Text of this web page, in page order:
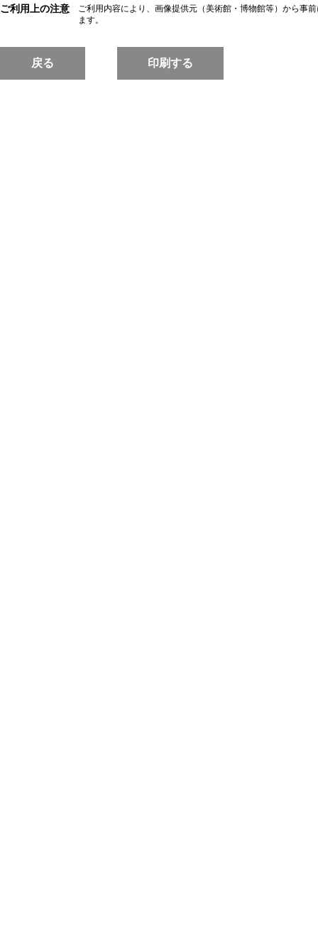
ご利用上の注意
ご利用内容により、画像提供元（美術館・博物館等）から事
ます。
戻る 印刷する